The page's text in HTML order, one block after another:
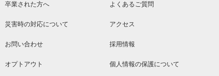
卒業された方へ よくあるご質問
災害時の対応について アクセス
お問い合わせ 採用情報
オプトアウト 個人情報の保護について